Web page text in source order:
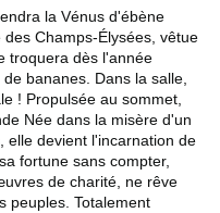
la Vénus d'ébène
Champs-Élysées, vêtue
troquera dès l'année
bananes. Dans la salle,
! Propulsée au sommet,
Née dans la misère d'un
elle devient l'incarnation de
fortune sans compter,
de charité, ne rêve
peuples. Totalement